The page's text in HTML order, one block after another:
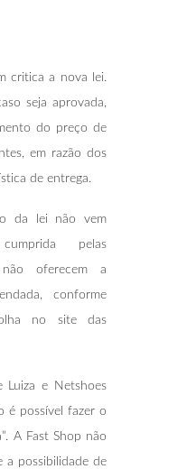
critica a nova lei.
seja aprovada,
do preço de
em razão dos
de entrega.
da lei não vem
pelas
não oferecem a
conforme
no site das
Luiza e Netshoes
é possível fazer o
A Fast Shop não
a possibilidade de